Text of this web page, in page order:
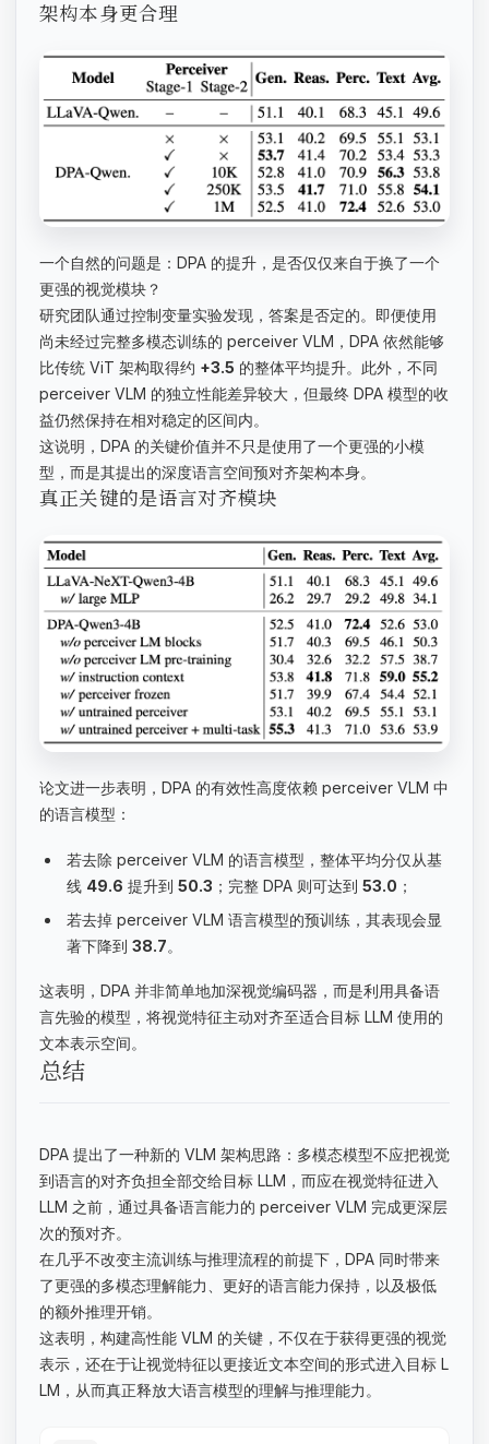
架构本身更合理
一个自然的问题是：DPA 的提升，是否仅仅来自于换了一个
更强的视觉模块？
研究团队通过控制变量实验发现，答案是否定的。即便使用
尚未经过完整多模态训练的 perceiver VLM，DPA 依然能够
比传统 ViT 架构取得约 +3.5 的整体平均提升。此外，不同
perceiver VLM 的独立性能差异较大，但最终 DPA 模型的收
益仍然保持在相对稳定的区间内。
这说明，DPA 的关键价值并不只是使用了一个更强的小模
型，而是其提出的深度语言空间预对齐架构本身。
真正关键的是语言对齐模块
论文进一步表明，DPA 的有效性高度依赖 perceiver VLM 中
的语言模型：
若去除 perceiver VLM 的语言模型，整体平均分仅从基
线 49.6 提升到 50.3 ；完整 DPA 则可达到 53.0 ；
若去掉 perceiver VLM 语言模型的预训练，其表现会显
著下降到 38.7。
这表明，DPA 并非简单地加深视觉编码器，而是利用具备语
言先验的模型，将视觉特征主动对齐至适合目标 LLM 使用的
文本表示空间。
总结
DPA 提出了一种新的 VLM 架构思路：多模态模型不应把视觉
到语言的对齐负担全部交给目标 LLM，而应在视觉特征进入
LLM 之前，通过具备语言能力的 perceiver VLM 完成更深层
次的预对齐。
在几乎不改变主流训练与推理流程的前提下，DPA 同时带来
了更强的多模态理解能力、更好的语言能力保持，以及极低
的额外推理开销。
这表明，构建高性能 VLM 的关键，不仅在于获得更强的视觉
表示，还在于让视觉特征以更接近文本空间的形式进入目标 L
LM，从而真正释放大语言模型的理解与推理能力。